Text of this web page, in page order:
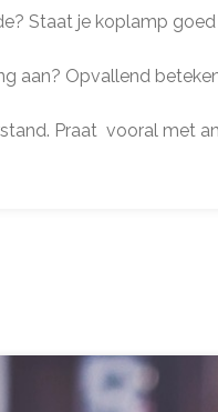
Staat je koplamp
aan? Opvallend
Praat vooral met